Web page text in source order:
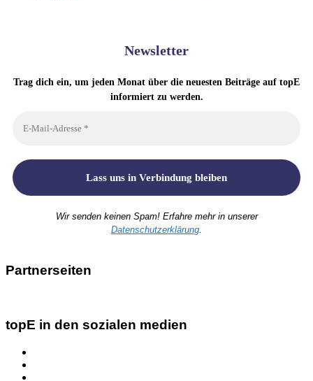
Newsletter
Trag dich ein, um jeden Monat über die neuesten Beiträge auf topE
informiert zu werden.
Wir senden keinen Spam! Erfahre mehr in unserer
Datenschutzerklärung
Partnerseiten
topE in den sozialen medien